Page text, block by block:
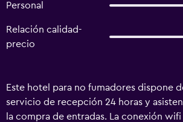
Personal
Relación calidad-
precio
Este hotel para no fumadores dispone
servicio de recepción 24 horas y
la compra de entradas. La conexión wifi